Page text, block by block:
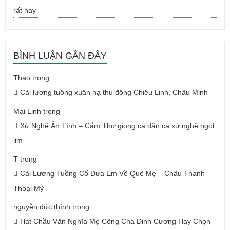
rất hay
BÌNH LUẬN GẦN ĐÂY
Thao trong
Cải lương tuồng xuân hạ thu đông Chiêu Linh, Châu Minh
Mai Linh trong
Xứ Nghệ Ân Tình – Cẩm Thơ giọng ca dân ca xứ nghệ ngọt
lịm
T trong
Cải Lương Tuồng Cổ Đưa Em Về Quê Mẹ – Châu Thanh –
Thoại Mỹ
nguyễn đức thính trong
Hát Chầu Văn Nghĩa Mẹ Công Cha Đinh Cương Hay Chọn